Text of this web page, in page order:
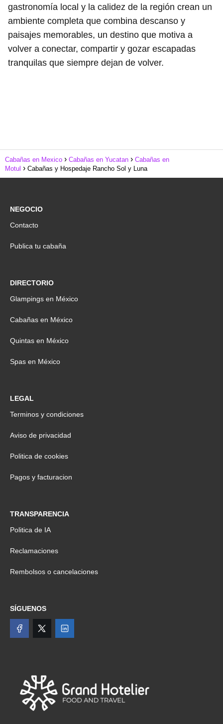
gastronomía local y la calidez de la región crean un
ambiente completa que combina descanso y
paisajes memorables, un destino que motiva a
volver a conectar, compartir y gozar escapadas
tranquilas que siempre dejan de volver.
Cabañas en Mexico Cabañas en Yucatan
Cabañas en
Motul
Cabañas y Hospedaje Rancho Sol y Luna
NEGOCIO
Contacto
Publica tu cabaña
DIRECTORIO
Glampings en México
Cabañas en México
Quintas en México
Spas en México
LEGAL
Terminos y condiciones
Aviso de privacidad
Politica de cookies
Pagos y facturacion
TRANSPARENCIA
Politica de IA
Reclamaciones
Rembolsos o cancelaciones
SÍGUENOS